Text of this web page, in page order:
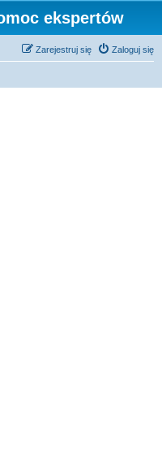
ekspertów
Zaloguj się
Zarejestruj się